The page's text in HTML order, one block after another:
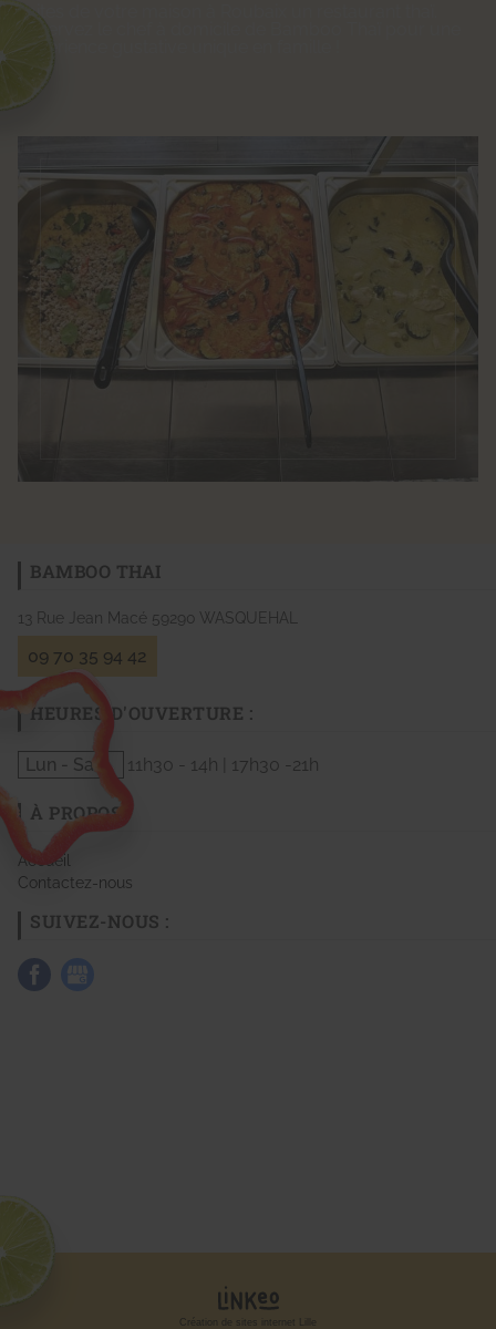
Faites de votre maison à Roubaix un restaurant thaï.
Réservez le chef à domicile de Bamboo Thaï pour une
expérience gustative unique en famille !
BAMBOO THAI
13 Rue Jean Macé 59290 WASQUEHAL
09 70 35 94 42
HEURES D'OUVERTURE :
Lun - Sam 11h30 - 14h | 17h30 -21h
À PROPOS
Accueil
Contactez-nous
SUIVEZ-NOUS :
Création de sites internet Lille